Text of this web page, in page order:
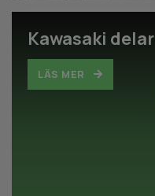
Kawasaki delar
LÄS MER